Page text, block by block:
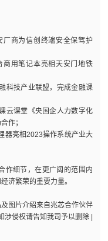
商为信创终端安全保驾护
商用笔记本亮相天安门地铁
科技产业联盟，完成金融课
云课堂《央国企人力数字化
作；
器亮相2023操作系统产业大
作细节，在更广阔的范围内
济繁荣的重要力量。
图片介绍来自兆芯合作伙伴
涉侵权请告知我司予以删除 |